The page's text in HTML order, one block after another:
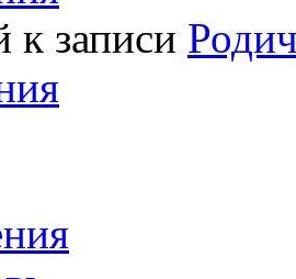
к записи